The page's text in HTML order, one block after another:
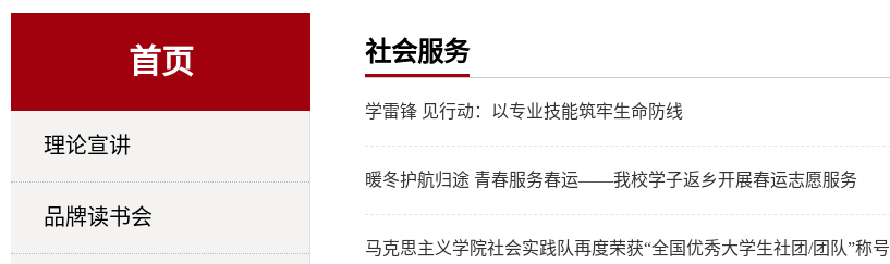
首页
理论宣讲
品牌读书会
社会服务
学雷锋 见行动：以专业技能筑牢生命防线
暖冬护航归途 青春服务春运——我校学子返乡开展春运志愿服务
马克思主义学院社会实践队再度荣获“全国优秀大学生社团/团队”称号